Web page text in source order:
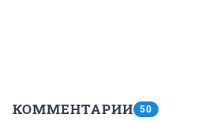
КОММЕНТАРИИ 50